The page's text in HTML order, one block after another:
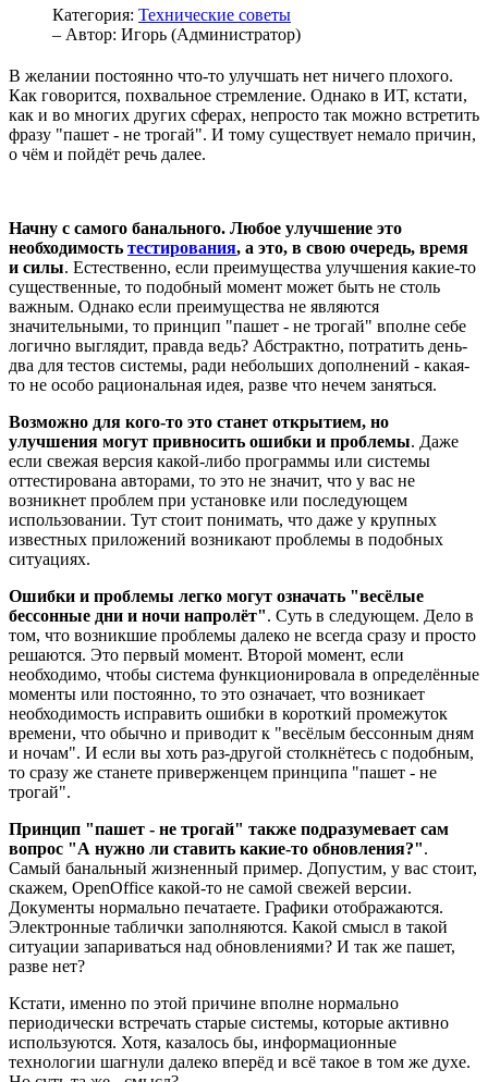
Категория: Технические советы
– Автор: Игорь (Администратор)
В желании постоянно что-то улучшать нет ничего плохого.
Как говорится, похвальное стремление. Однако в ИТ, кстати,
как и во многих других сферах, непросто так можно встретить
фразу "пашет - не трогай". И тому существует немало причин,
о чём и пойдёт речь далее.
Начну с самого банального. Любое улучшение это
необходимость тестирования, а это, в свою очередь, время
и силы. Естественно, если преимущества улучшения какие-то
существенные, то подобный момент может быть не столь
важным. Однако если преимущества не являются
значительными, то принцип "пашет - не трогай" вполне себе
логично выглядит, правда ведь? Абстрактно, потратить день-
два для тестов системы, ради небольших дополнений - какая-
то не особо рациональная идея, разве что нечем заняться.
Возможно для кого-то это станет открытием, но
улучшения могут привносить ошибки и проблемы. Даже
если свежая версия какой-либо программы или системы
оттестирована авторами, то это не значит, что у вас не
возникнет проблем при установке или последующем
использовании. Тут стоит понимать, что даже у крупных
известных приложений возникают проблемы в подобных
ситуациях.
Ошибки и проблемы легко могут означать "весёлые
бессонные дни и ночи напролёт". Суть в следующем. Дело в
том, что возникшие проблемы далеко не всегда сразу и просто
решаются. Это первый момент. Второй момент, если
необходимо, чтобы система функционировала в определённые
моменты или постоянно, то это означает, что возникает
необходимость исправить ошибки в короткий промежуток
времени, что обычно и приводит к "весёлым бессонным дням
и ночам". И если вы хоть раз-другой столкнётесь с подобным,
то сразу же станете приверженцем принципа "пашет - не
трогай".
Принцип "пашет - не трогай" также подразумевает сам
вопрос "А нужно ли ставить какие-то обновления?".
Самый банальный жизненный пример. Допустим, у вас стоит,
скажем, OpenOffice какой-то не самой свежей версии.
Документы нормально печатаете. Графики отображаются.
Электронные таблички заполняются. Какой смысл в такой
ситуации запариваться над обновлениями? И так же пашет,
разве нет?
Кстати, именно по этой причине вполне нормально
периодически встречать старые системы, которые активно
используются. Хотя, казалось бы, информационные
технологии шагнули далеко вперёд и всё такое в том же духе.